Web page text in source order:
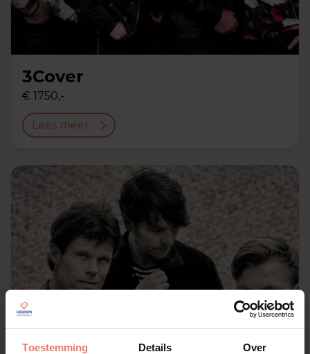
Toestemming Details Over
3Cover
€ 1750,-
Lees meer